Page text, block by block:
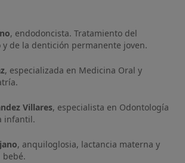
, endodoncista. Tratamiento del
de la dentición permanente joven.
, especializada en Medicina Oral y
Villares, especialista en Odontología
infantil.
, anquiloglosia, lactancia materna y